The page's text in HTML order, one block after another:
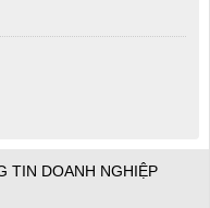
TIN DOANH NGHIỆP